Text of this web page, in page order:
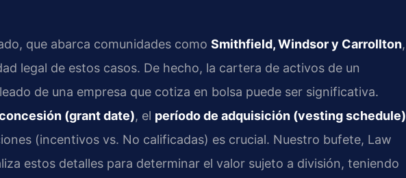
que abarca comunidades como Smithfield, Windsor y Carrollton,
legal de estos casos. De hecho, la cartera de activos de un
de una empresa que cotiza en bolsa puede ser significativa.
(grant date), el período de adquisición (vesting schedule)
(incentivos vs. No calificadas) es crucial. Nuestro bufete, Law
estos detalles para determinar el valor sujeto a división, teniendo